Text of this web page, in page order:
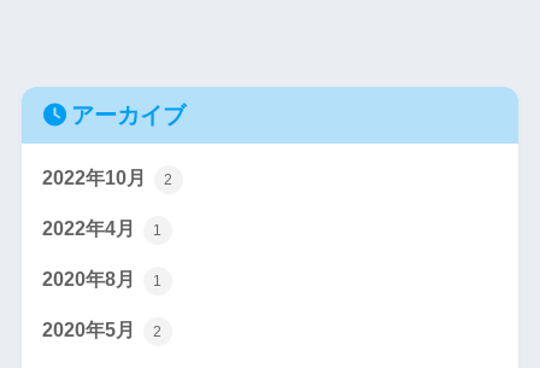
アーカイブ
2022年10月 2
2022年4月 1
2020年8月 1
2020年5月 2